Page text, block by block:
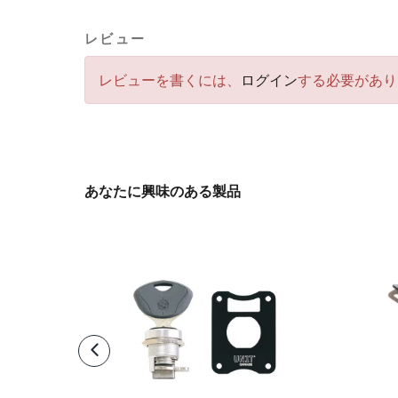
レビュー
レビューを書くには、 ログインする必要があ
あなたに興味のある製品